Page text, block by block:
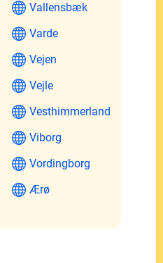
Vallensbæk
Varde
Vejen
Vejle
Vesthimmerland
Viborg
Vordingborg
Ærø